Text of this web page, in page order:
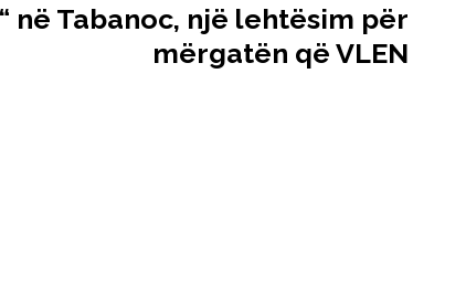
në Tabanoc, një lehtësim për
mërgatën që VLEN